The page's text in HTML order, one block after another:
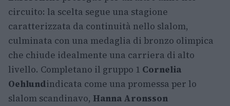
circuito: la scelta segue una stagione
caratterizzata da continuità nello slalom,
culminata con una medaglia di bronzo olimpica
che chiude idealmente una carriera di alto
livello. Completano il gruppo 1 Cornelia
Oehlundindicata come una promessa per lo
slalom scandinavo, Hanna Aronsson